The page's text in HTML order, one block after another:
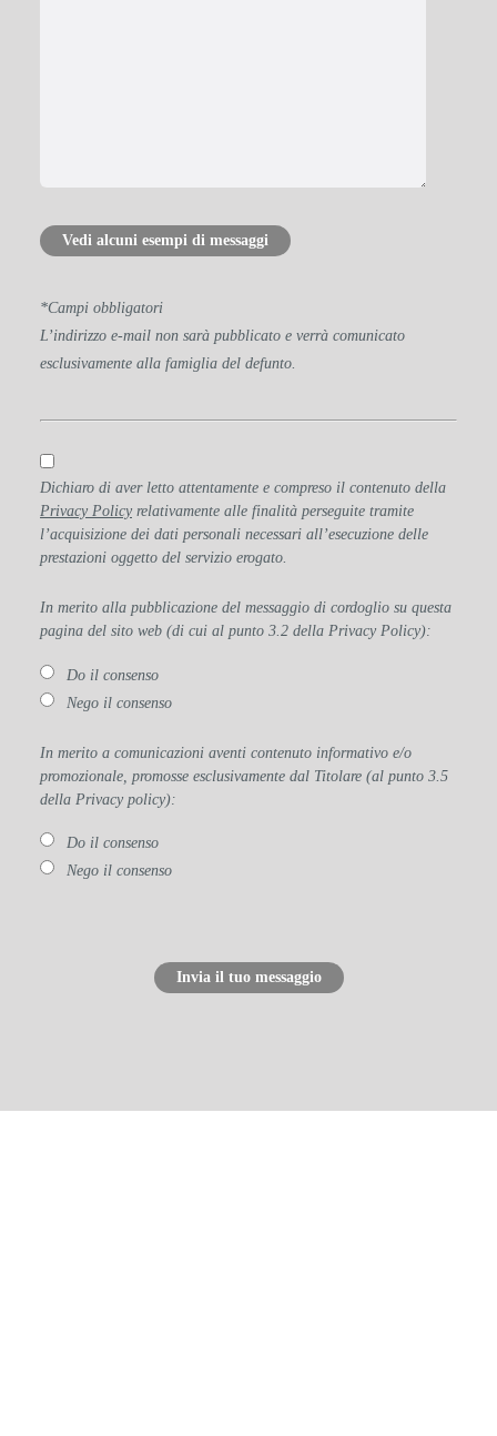
Vedi alcuni esempi di messaggi
*Campi obbligatori
L’indirizzo e-mail non sarà pubblicato e verrà comunicato
esclusivamente alla famiglia del defunto.
Dichiaro di aver letto attentamente e compreso il contenuto della
Privacy Policy relativamente alle finalità perseguite tramite
l’acquisizione dei dati personali necessari all’esecuzione delle
prestazioni oggetto del servizio erogato.
In merito alla pubblicazione del messaggio di cordoglio su questa
pagina del sito web (di cui al punto 3.2 della Privacy Policy):
Do il consenso
Nego il consenso
In merito a comunicazioni aventi contenuto informativo e/o
promozionale, promosse esclusivamente dal Titolare (al punto 3.5
della Privacy policy):
Do il consenso
Nego il consenso
Invia il tuo messaggio